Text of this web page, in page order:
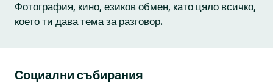
Фотография, кино, езиков обмен, като цяло всичко,
което ти дава тема за разговор.
Социални събирания